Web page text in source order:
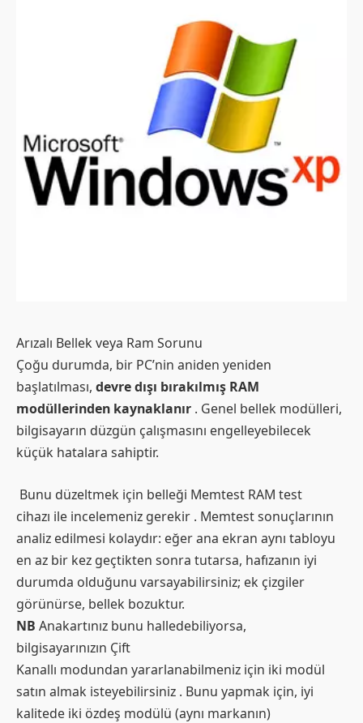
Arızalı Bellek veya Ram Sorunu
Çoğu durumda, bir PC’nin aniden yeniden
başlatılması, devre dışı bırakılmış RAM
modüllerinden kaynaklanır . Genel bellek modülleri,
bilgisayarın düzgün çalışmasını engelleyebilecek
küçük hatalara sahiptir.
Bunu düzeltmek için belleği Memtest RAM test
cihazı ile incelemeniz gerekir . Memtest sonuçlarının
analiz edilmesi kolaydır: eğer ana ekran aynı tabloyu
en az bir kez geçtikten sonra tutarsa, hafızanın iyi
durumda olduğunu varsayabilirsiniz; ek çizgiler
görünürse, bellek bozuktur.
NB Anakartınız bunu halledebiliyorsa,
bilgisayarınızın Çift
Kanallı modundan yararlanabilmeniz için iki modül
satın almak isteyebilirsiniz . Bunu yapmak için, iyi
kalitede iki özdeş modülü (aynı markanın)